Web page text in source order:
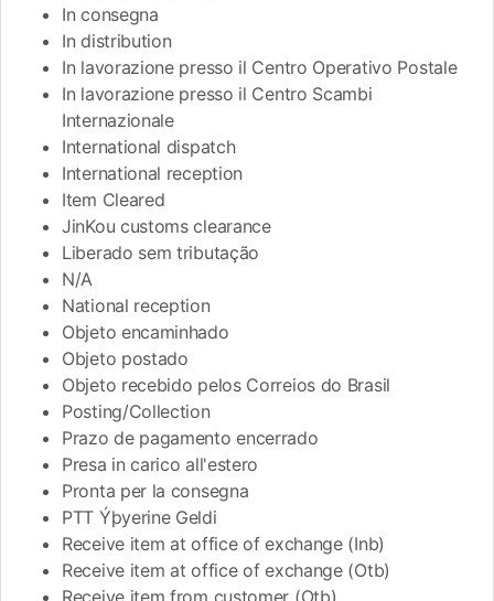
In consegna
In distribution
In lavorazione presso il Centro Operativo Postale
In lavorazione presso il Centro Scambi
Internazionale
International dispatch
International reception
Item Cleared
JinKou customs clearance
Liberado sem tributação
N/A
National reception
Objeto encaminhado
Objeto postado
Objeto recebido pelos Correios do Brasil
Posting/Collection
Prazo de pagamento encerrado
Presa in carico all'estero
Pronta per la consegna
PTT Ýþyerine Geldi
Receive item at office of exchange (Inb)
Receive item at office of exchange (Otb)
Receive item from customer (Otb)